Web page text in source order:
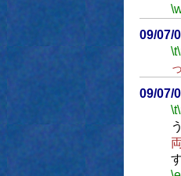
09/07/
\t
09/07/
\t